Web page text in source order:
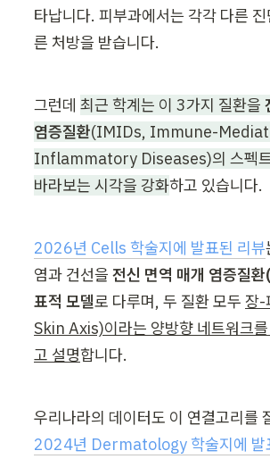
타납니다. 피부과에서는 각각 다른
른 처방을 받습니다.
그런데 최근 학계는 이 3가지 질환을
염증질환(IMIDs, Immune-
Inflammatory Diseases)의 스펙트
바라보는 시각을 강화하고 있습니다.
2026년 Cells 학술지에 발표된 리뷰
염과 건선을 전신 면역 매개 염증질
표적 모델로 다루며, 두 질환 모두 장-
Skin Axis)이라는 양방향 네트워크
고 설명합니다.
2024년 Dermatology 학술지에 발